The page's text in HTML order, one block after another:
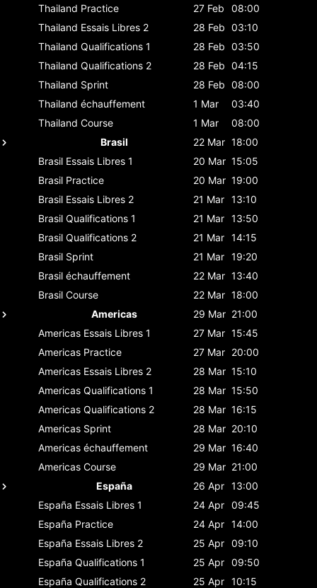
Thailand Practice 27 Feb
08:00
Thailand Essais Libres 2 28 Feb 03:10
Thailand Qualifications 1 28 Feb 03:50
Thailand Qualifications 2 28 Feb 04:15
Thailand Sprint 28 Feb 08:00
Thailand échauffement 1 Mar
03:40
Thailand Course 1 Mar
08:00
Brasil
22 Mar 18:00
Brasil Essais Libres 1 20 Mar 15:05
Brasil Practice 20 Mar 19:00
Brasil Essais Libres 2 21 Mar 13:10
Brasil Qualifications 1 21 Mar 13:50
Brasil Qualifications 2 21 Mar 14:15
Brasil Sprint 21 Mar 19:20
Brasil échauffement 22 Mar 13:40
Brasil Course 22 Mar 18:00
Americas
29 Mar 21:00
Americas Essais Libres 1 27 Mar 15:45
Americas Practice 27 Mar 20:00
Americas Essais Libres 2 28 Mar 15:10
Americas Qualifications 1 28 Mar 15:50
Americas Qualifications 2 28 Mar 16:15
Americas Sprint 28 Mar 20:10
Americas échauffement 29 Mar 16:40
Americas Course 29 Mar 21:00
España
26 Apr 13:00
España Essais Libres 1 24 Apr 09:45
España Practice 24 Apr 14:00
España Essais Libres 2 25 Apr 09:10
España Qualifications 1 25 Apr 09:50
España Qualifications 2 25 Apr 10:15